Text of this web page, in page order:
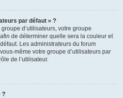
par défaut » ?
d’utilisateurs, votre groupe
de déterminer quelle sera la couleur et
Les administrateurs du forum
même votre groupe d’utilisateurs par
de l’utilisateur.
?